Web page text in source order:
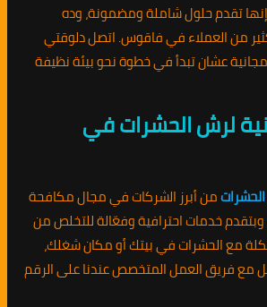
تقدم حلول شاملة ومضمونة، وده
لكثير من العملاء في فاقوس. اتصل دلوقتي
عشان تبدأ في خطوة نحو بيئة نظيفة
لرش الحشرات في
من أبرز الشركات في مجال مكافحة
خدمات احترافية وفعّالة للتخلص من
مع الحشرات في بيتك أو مكان شغلك،
مع فريق العمل المتخصص عندنا على الرقم